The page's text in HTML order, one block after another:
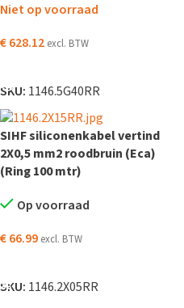
Niet op voorraad
€628.12 excl. BTW
SKU: 1146.5G40RR
SIHF siliconenkabel vertind
2X0,5 mm2 roodbruin (Eca)
(Ring 100 mtr)
Op voorraad
€66.99 excl. BTW
SKU: 1146.2X05RR